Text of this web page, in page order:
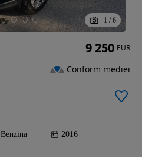
1 / 6
Benzina 2016
9 250 EUR
Conform mediei